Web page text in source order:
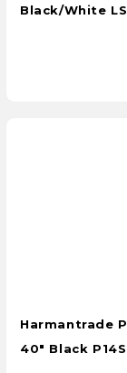
Black/White
Harmantrade
40" Black P14S